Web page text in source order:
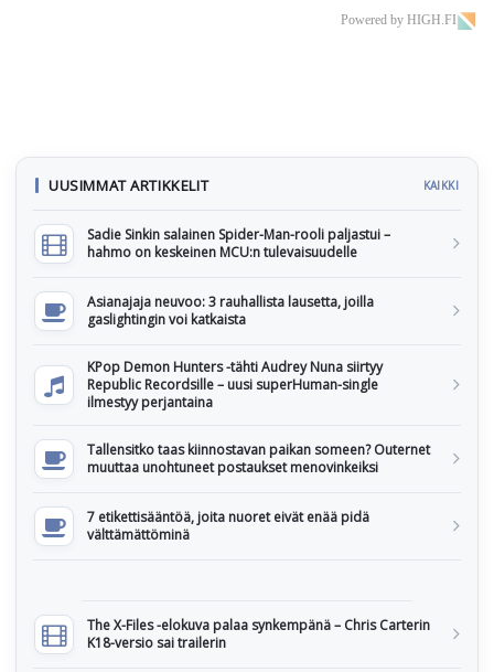
Powered by HIGH.FI
UUSIMMAT ARTIKKELIT KAIKKI
Sadie Sinkin salainen Spider-Man-rooli paljastui –
hahmo on keskeinen MCU:n tulevaisuudelle
Asianajaja neuvoo: 3 rauhallista lausetta, joilla
gaslightingin voi katkaista
KPop Demon Hunters -tähti Audrey Nuna siirtyy
Republic Recordsille – uusi superHuman-single
ilmestyy perjantaina
Tallensitko taas kiinnostavan paikan someen? Outernet
muuttaa unohtuneet postaukset menovinkeiksi
7 etikettisääntöä, joita nuoret eivät enää pidä
välttämättöminä
The X-Files -elokuva palaa synkempänä – Chris Carterin
K18-versio sai trailerin